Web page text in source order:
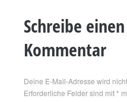
Schreibe einen
Kommentar
Deine E-Mail-Adresse wird
Erforderliche Felder sind mit*